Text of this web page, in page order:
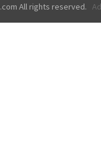
All rights reserved.